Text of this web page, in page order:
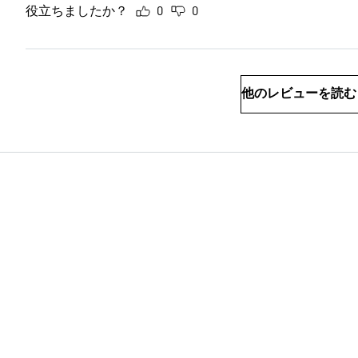
役立ちましたか？ 0 0
他のレビューを読む